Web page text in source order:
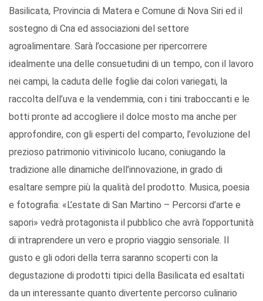
Basilicata, Provincia di Matera e Comune di Nova Siri ed il
sostegno di Cna ed associazioni del settore
agroalimentare. Sarà l’occasione per ripercorrere
idealmente una delle consuetudini di un tempo, con il lavoro
nei campi, la caduta delle foglie dai colori variegati, la
raccolta dell’uva e la vendemmia, con i tini traboccanti e le
botti pronte ad accogliere il dolce mosto ma anche per
approfondire, con gli esperti del comparto, l’evoluzione del
prezioso patrimonio vitivinicolo lucano, coniugando la
tradizione alle dinamiche dell’innovazione, in grado di
esaltare sempre più la qualità del prodotto. Musica, poesia
e fotografia: «L’estate di San Martino – Percorsi d’arte e
sapori» vedrà protagonista il pubblico che avrà l’opportunità
di intraprendere un vero e proprio viaggio sensoriale. Il
gusto e gli odori della terra saranno scoperti con la
degustazione di prodotti tipici della Basilicata ed esaltati
da un interessante quanto divertente percorso culinario